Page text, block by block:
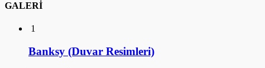
GALERİ
1
Banksy (Duvar Resimleri)